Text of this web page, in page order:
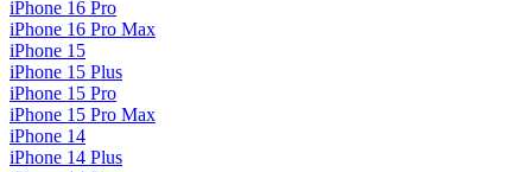
iPhone 16 Pro
iPhone 16 Pro Max
iPhone 15
iPhone 15 Plus
iPhone 15 Pro
iPhone 15 Pro Max
iPhone 14
iPhone 14 Plus